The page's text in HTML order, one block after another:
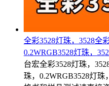
全彩3528灯珠，3528全
0.2WRGB3528灯珠，
台宏全彩3528灯珠，
珠，0.2WRGB3528灯珠